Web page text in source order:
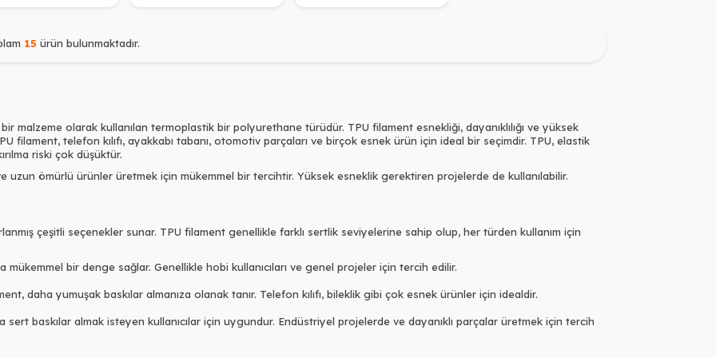
15 ürün bulunmaktadır.
malzeme olarak kullanılan termoplastik bir polyurethane türüdür. TPU filament esnekliği, dayanıklılığı ve yüksek
filament, telefon kılıfı, ayakkabı tabanı, otomotiv parçaları ve birçok esnek ürün için ideal bir seçimdir. TPU, elastik
riski çok düşüktür.
uzun ömürlü ürünler üretmek için mükemmel bir tercihtir. Yüksek esneklik gerektiren projelerde de kullanılabilir.
çeşitli seçenekler sunar. TPU filament genellikle farklı sertlik seviyelerine sahip olup, her türden kullanım için
mükemmel bir denge sağlar. Genellikle hobi kullanıcıları ve genel projeler için tercih edilir.
daha yumuşak baskılar almanıza olanak tanır. Telefon kılıfı, bileklik gibi çok esnek ürünler için idealdir.
sert baskılar almak isteyen kullanıcılar için uygundur. Endüstriyel projelerde ve dayanıklı parçalar üretmek için tercih